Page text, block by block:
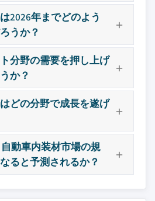
2026年までどのよう
うか？
分野の需要を押し上げ
か？
どの分野で成長を遂げ
動車内装材市場の規
ると予測されるか？